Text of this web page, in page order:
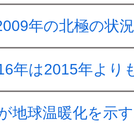
年の北極の状
年は2015年より
地球温暖化を示